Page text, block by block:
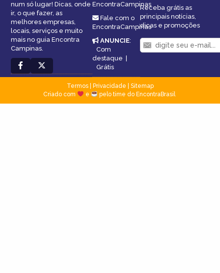
num só lugar! Dicas, onde
ir, o que fazer, as
melhores empresas,
locais, serviços e muito
mais no guia Encontra
Campinas.
EncontraCampinas
Fale com o
EncontraCampinas
ANUNCIE:
Com
destaque
Grátis
Receba grátis as
principais notícias,
dicas e promoções
Termos| Privacidade
Sitemap
Criado com
e pelo time do EncontraBrasil